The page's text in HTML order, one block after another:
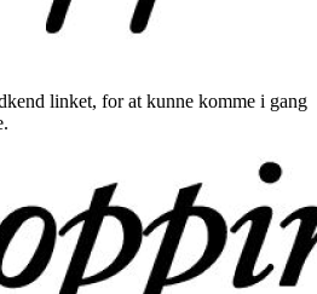
linket, for at kunne komme i gang